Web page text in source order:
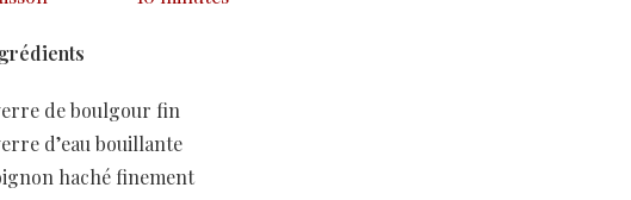
de boulgour fin
d’eau bouillante
haché finement